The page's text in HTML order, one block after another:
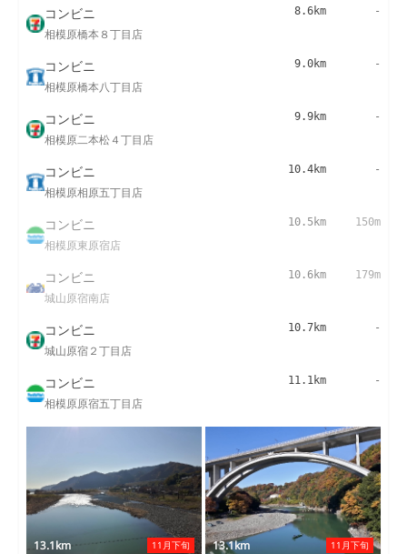
コンビニ
相模原橋本８丁目店
8.6km -
コンビニ
相模原橋本八丁目店
9.0km -
コンビニ
相模原二本松４丁目店
9.9km -
コンビニ
相模原相原五丁目店
10.4km -
コンビニ
相模原東原宿店
10.5km 150m
コンビニ
城山原宿南店
10.6km 179m
コンビニ
城山原宿２丁目店
10.7km -
コンビニ
相模原原宿五丁目店
11.1km -
11月下旬
13.1km 11月下旬
13.1km